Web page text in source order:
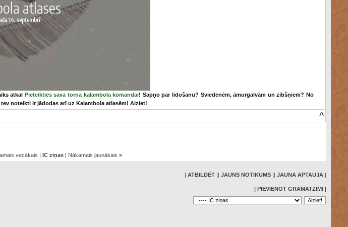
atkal Pieteikties sava torņa kalambola komandai! Sapņo par lidošanu? Sviedenēm, āmurgalvām un zibšņiem? No
noteikti ir jādodas arī uz Kalambola atlasēm! Aiziet!
^
vecākais |IC ziņas | Nākamais jaunākais »
| ATBILDĒT|| JAUNS NOTIKUMS|| JAUNA APTAUJA|
| PIEVIENOT GRĀMATZĪMI |